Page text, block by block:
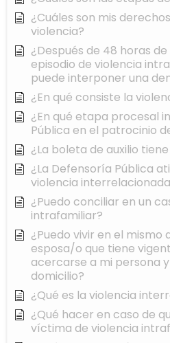
¿Cuáles son mis
violencia?
¿Después de 48 horas
episodio de violencia
puede interponer una
¿En qué consiste la
¿En qué etapa procesal
Pública en el patrocinio
¿La boleta de auxilio
¿La Defensoría Pública
violencia
¿Puedo conciliar en un
intrafamiliar?
¿Puedo vivir en el mismo
esposa/o que tiene
acercarse a mi persona
domicilio?
¿Qué es la violencia
¿Qué hacer en caso de
víctima de violencia